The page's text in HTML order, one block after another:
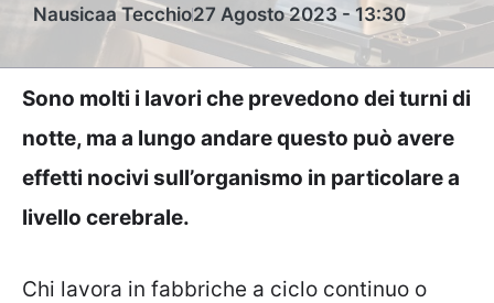
Nausicaa Tecchio27 Agosto 2023 - 13:30
Sono molti i lavori che prevedono dei turni di
notte, ma a lungo andare questo può avere
effetti nocivi sull’organismo in particolare a
livello cerebrale.
Chi lavora in fabbriche a ciclo continuo o